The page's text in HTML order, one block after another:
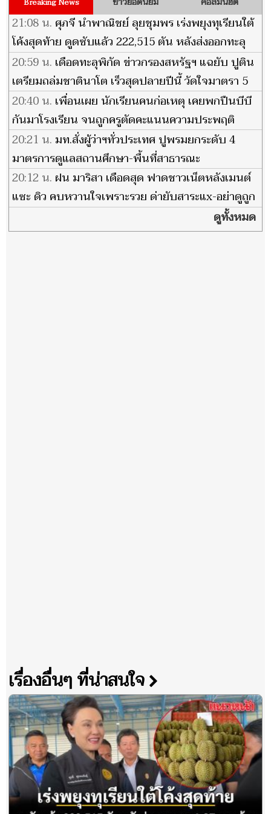
21:08 น. ศุภจี นำพาณิชย์ ลุยชุมพร เร่งพยุงทุเรียนใต้
โค้งสุดท้าย ดูดซับแล้ว 222,515 ตัน หลังส่งออกทะลุ
1.27 แสนล้าน
20:59 น. เดือดทะลุพิกัด ข่าวกรองสหรัฐฯ แฉยับ ปูติน
เตรียมถล่มชาตินาโต เร็วสุดปลายปีนี้ วัดใจมาตรา 5
20:40 น. เพื่อนเผย นักเรียนคนก่อเหตุ เคยพกปืนบีบี
กันมาโรงเรียน จนถูกครูตัดคะแนนความประพฤติ
20:21 น. มท.สั่งผู้ว่าฯทั่วประเทศ ปูพรมยกระดับ 4
มาตรการดูแลสถานศึกษา-พื้นที่สาธารณะ
20:12 น. ฝน มาริสา เดือดสุด ฟาดชาวเน็ตหลังเมนต์
แซะ ดิว คบหวานใจเพราะรวย ด่ายับสาระแx-อย่าดูถูก
ดูทั้งหมด
เรื่องอื่นๆ ที่น่าสนใจ